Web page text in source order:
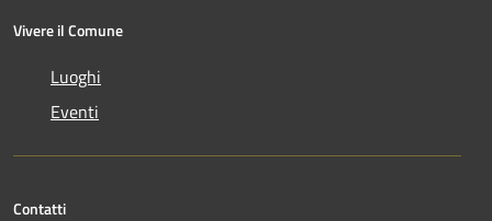
Vivere il Comune
Luoghi
Eventi
Contatti